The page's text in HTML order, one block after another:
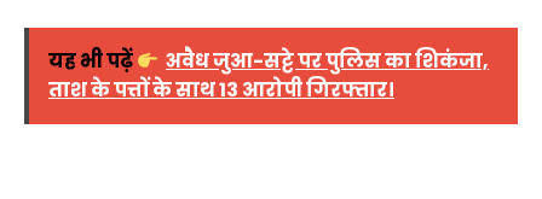
यह भी पढ़ें
अवैध जुआ-सट्टे पर पुलिस का शिकंजा,
ताश के पत्तों के साथ 13 आरोपी गिरफ्तार।